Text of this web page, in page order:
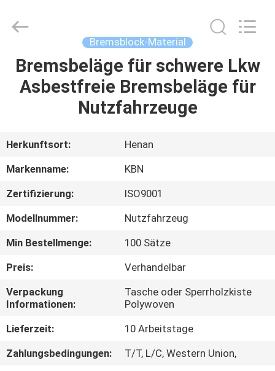
HAUS
PRODUKTE
ÜBER
UNS
FABRIK-
AUSFLUG
QUALITÄTSKONTROLLE
TRETEN
SIE
MIT
Bremsblock-Material
Bremsbeläge für schwere Lkw
Asbestfreie Bremsbeläge für
Nutzfahrzeuge
Herkunftsort:
Henan
Markenname:
KBN
Zertifizierung:
ISO9001
Modellnummer:
Nutzfahrzeug
Min Bestellmenge:
100 Sätze
Preis:
Verhandelbar
Verpackung
Informationen:
Tasche oder Sperrholzkiste
Polywoven
Lieferzeit:
10 Arbeitstage
Zahlungsbedingungen:
T/T, L/C, Western Union,